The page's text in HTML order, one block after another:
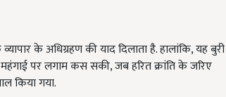
के अधिग्रहण की याद दिलाता है. हालांकि, यह बुरी
पर लगाम कस सकी, जब हरित क्रांति के जरिए
किया गया.